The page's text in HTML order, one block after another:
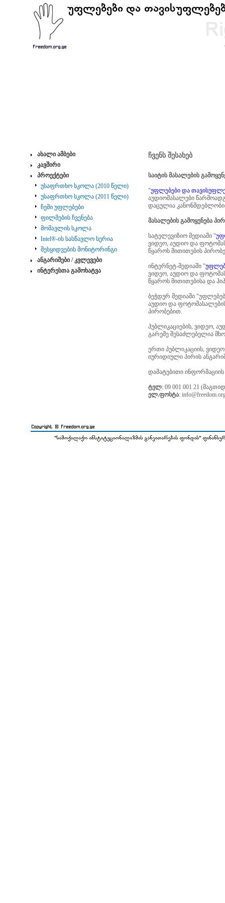
ახალი ამბები
კავშირი
პროექტები
უსაფრთხო სკოლა (2010 წელი)
უსაფრთხო სკოლა (2011 წელი)
ჩემი უფლებები
ფილმების ჩვენება
მომავლის სკოლა
Intel®-ის სასწავლო სერია
შესყიდვების მონიტორინგი
ანგარიშები / კვლევები
ინტერესთა გამოხატვა
ჩვენს შესახებ
საიტის მასალების
"უფლებები და
აუდიომასალები
დაცულია
მასალების გამოყენება
სატელევიზიო მედიაში "
ვიდეო, აუდიო და
წყაროს მითითების
ინტერნეტ-მედიაში "
ვიდეო, აუდიო და
წყაროს მითითებისა და
ბეჭდურ მედიაში
აუდიო და
პირობებით.
პუბლიკაციების, ვიდეო,
გარეშე შესაძლებელია
ერთი პუბლიკაციის,
იურიდიული პირის
დამატებითი
ტელ: 09 001 001 21
ელ.ფოსტა: